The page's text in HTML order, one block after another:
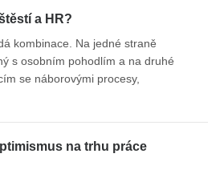
a HR?
kombinace. Na jedné straně
s osobním pohodlím a na druhé
se náborovými procesy,
na trhu práce